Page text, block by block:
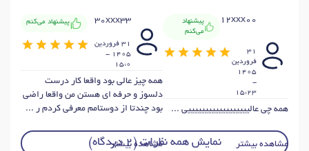
12xxx00
پیشنهاد
می‌کنم
31
فروردين
1405
-
15:23
همه چی عالییییییییییییییییییی ...
مشاهده بیشتر
30xxx33 پیشنهاد می‌کنم
31 فروردين
1405 -
15:0
همه چیز عالی بود واقعا کار درست
دلسوز و حرفه ای هستن من واقعا راضی
بود چندتا از دوستامم معرفی کردم ر ...
مشاهده بیشتر
نمایش همه نظرات (2 دیدگاه)